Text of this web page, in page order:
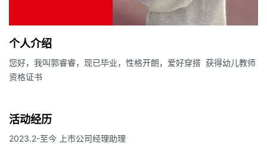
个人介绍
您好，我叫郭睿睿，现已毕业，性格开朗，爱好穿搭 获得幼儿教师
资格证书
活动经历
2023.2-至今 上市公司经理助理